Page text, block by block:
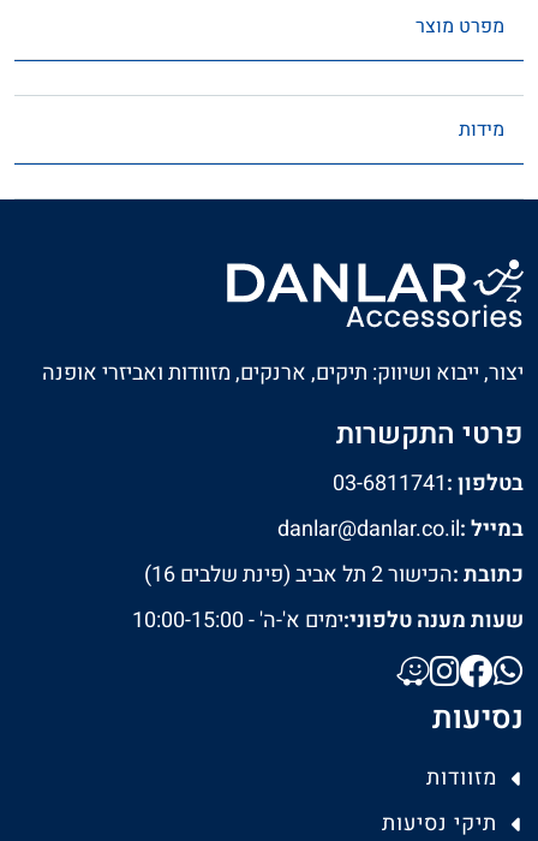
מפרט מוצר
מידות
יצור, ייבוא ושיווק: תיקים, ארנקים, מזוודות ואביזרי אופנה
פרטי התקשרות
בטלפון :03-6811741
במייל :danlar@danlar.co.il
כתובת :הכישור 2 תל אביב (פינת שלבים 16)
שעות מענה טלפוני:ימים א'-ה' - 10:00-15:00
נסיעות
מזוודות
תיקי נסיעות